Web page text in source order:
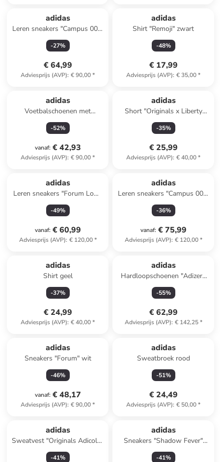
adidas
Leren sneakers "Campus 00s"
grijs
-27%
€ 64,99
Adviesprijs (AVP): € 90,00*
adidas
Shirt "Remoji" zwart
-48%
€ 17,99
Adviesprijs (AVP): € 35,00*
adidas
Voetbalschoenen met
multinoppen "Predator Freak
3 TF" donkerblauw
-52%
vanaf: € 42,93
Adviesprijs (AVP): € 90,00*
adidas
Short "Originals x Liberty
London Tonal Booty" blauw
-35%
€ 25,99
Adviesprijs (AVP): € 40,00*
adidas
Leren sneakers "Forum Low"
crème
-49%
vanaf: € 60,99
Adviesprijs (AVP): € 120,00*
adidas
Leren sneakers "Campus 00s"
paars
-36%
vanaf: € 75,99
Adviesprijs (AVP): € 120,00*
adidas
Shirt geel
-37%
€ 24,99
Adviesprijs (AVP): € 40,00*
adidas
Hardloopschoenen "Adizero
Aruku" zwart
-55%
€ 62,99
Adviesprijs (AVP): € 142,25*
adidas
Sneakers "Forum" wit
-46%
vanaf: € 48,17
Adviesprijs (AVP): € 90,00*
adidas
Sweatbroek rood
-51%
€ 24,49
Adviesprijs (AVP): € 50,00*
adidas
Sweatvest "Originals Adicolor
3-Stripes" turquoise
-41%
adidas
Sneakers "Shadow Fever"
zwart
-41%